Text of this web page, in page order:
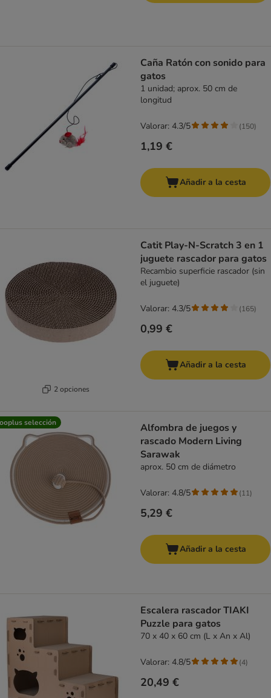
Caña Ratón con sonido para
gatos
1 unidad; aprox. 50 cm de
longitud
1,19 €
Valorar: 4.3/5 (150)
Añadir a la cesta
2 opciones
Catit Play-N-Scratch 3 en 1
juguete rascador para gatos
Recambio superficie rascador (sin
el juguete)
0,99 €
Valorar: 4.3/5 (165)
Añadir a la cesta
selección
Alfombra de juegos y
rascado Modern Living
Sarawak
aprox. 50 cm de diámetro
5,29 €
Valorar: 4.8/5 (11)
Añadir a la cesta
Escalera rascador TIAKI
Puzzle para gatos
70 x 40 x 60 cm (L x An x Al)
20,49 €
Valorar: 4.8/5 (4)